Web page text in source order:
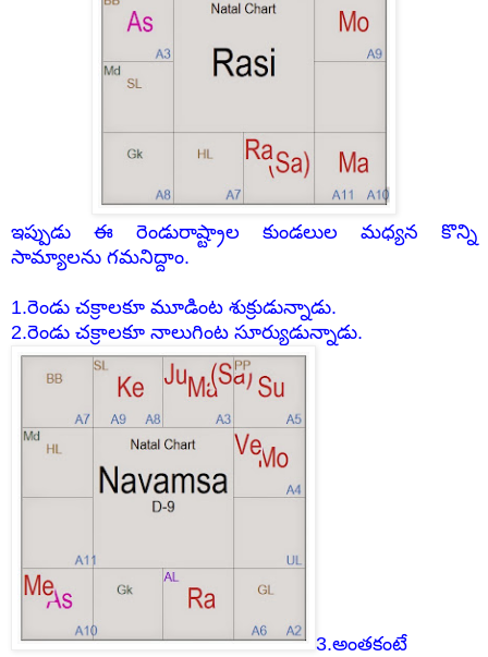
ఇప్పుడు ఈ రెండురాష్ట్రాల కుండలుల మధ్యన కొన్ని
సామ్యాలను గమనిద్దాం.
1.రెండు చక్రాలకూ మూడింట శుక్రుడున్నాడు.
2.రెండు చక్రాలకూ నాలుగింట సూర్యుడున్నాడు.
3.అంతకంటే